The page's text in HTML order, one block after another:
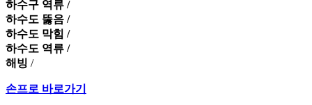
하수구 역류 /
하수도 뚫음 /
하수도 막힘 /
하수도 역류 /
해빙 /
손프로 바로가기